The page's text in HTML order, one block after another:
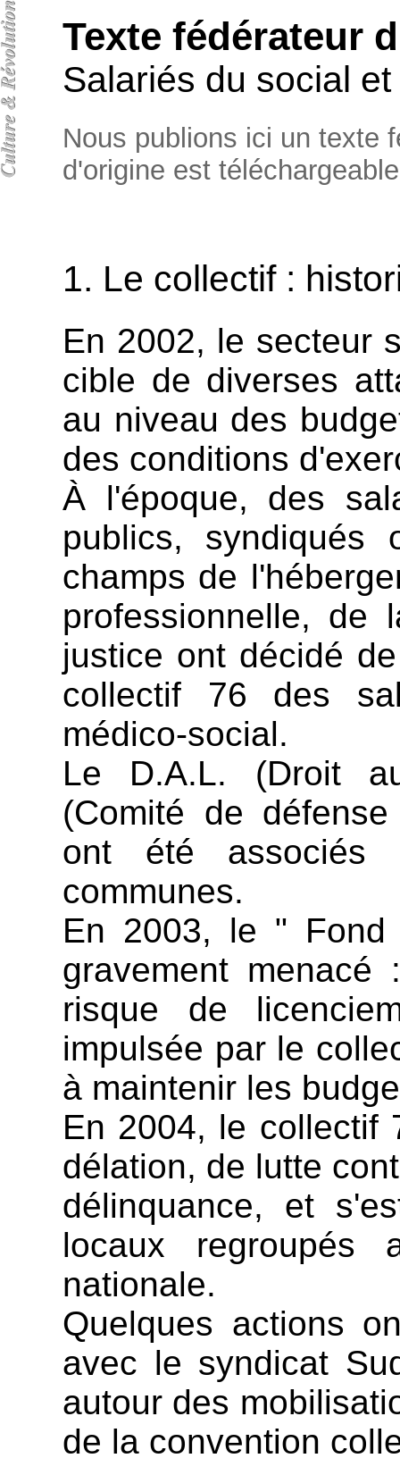
Texte fédérateur
Salariés du social
Nous publions ici un texte
d'origine est
1. Le collectif :
En 2002, le secteur
cible de diverses
au niveau des
des conditions
À l'époque, des
publics, syndiqués
champs de
professionnelle, de
justice ont décidé
collectif 76 des
médico-social.
Le D.A.L. (Droit
(Comité de
ont été associés
communes.
En 2003, le " Fond
gravement menacé
risque de
impulsée par le
à maintenir les
En 2004, le collectif
délation, de lutte
délinquance, et
locaux regroupés
nationale.
Quelques actions
avec le syndicat
autour des
de la convention